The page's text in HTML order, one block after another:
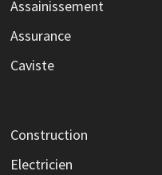
Assainissement
Assurance
Caviste
Construction
Electricien